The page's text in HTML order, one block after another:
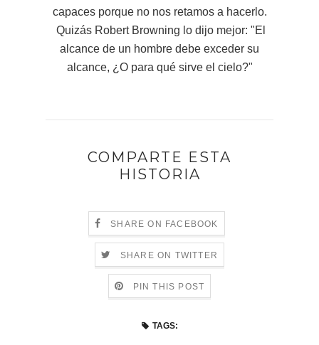
capaces porque no nos retamos a hacerlo.
Quizás Robert Browning lo dijo mejor: "El
alcance de un hombre debe exceder su
alcance, ¿O para qué sirve el cielo?"
COMPARTE ESTA
HISTORIA
SHARE ON FACEBOOK
SHARE ON TWITTER
PIN THIS POST
TAGS: